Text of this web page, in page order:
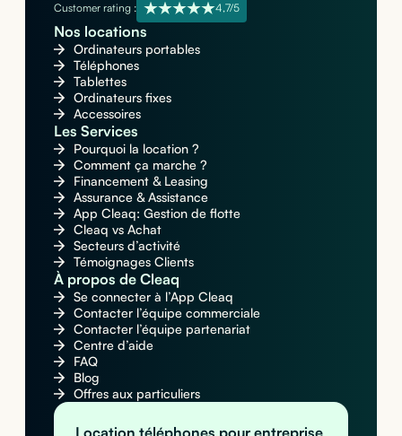
Customer rating : 4,7/5
Nos locations
Ordinateurs portables
Téléphones
Tablettes
Ordinateurs fixes
Accessoires
Les Services
Pourquoi la location ?
Comment ça marche ?
Financement & Leasing
Assurance & Assistance
App Cleaq: Gestion de flotte
Cleaq vs Achat
Secteurs d’activité
Témoignages Clients
À propos de Cleaq
Se connecter à l’App Cleaq
Contacter l’équipe commerciale
Contacter l’équipe partenariat
Centre d’aide
FAQ
Blog
Offres aux particuliers
Location téléphones pour entreprise